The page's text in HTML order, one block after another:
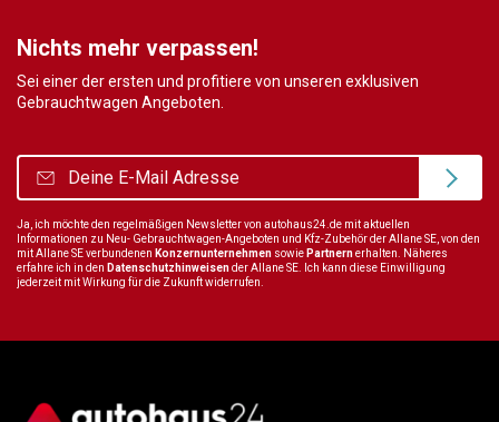
Nichts mehr verpassen!
Sei einer der ersten und profitiere von unseren exklusiven
Gebrauchtwagen Angeboten.
Ja, ich möchte den regelmäßigen Newsletter von autohaus24.de mit aktuellen
Informationen zu Neu- Gebrauchtwagen-Angeboten und Kfz-Zubehör der Allane SE, von den
mit Allane SE verbundenen Konzernunternehmen sowie Partnernerhalten. Näheres
erfahre ich in den Datenschutzhinweisender Allane SE. Ich kann diese Einwilligung
jederzeit mit Wirkung für die Zukunft widerrufen.